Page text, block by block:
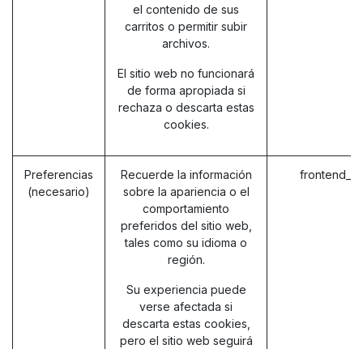
el contenido de sus
carritos o permitir subir
archivos.
El sitio web no funcionará
de forma apropiada si
rechaza o descarta estas
cookies.
Preferencias
(necesario)
Recuerde la información
sobre la apariencia o el
comportamiento
preferidos del sitio web,
tales como su idioma o
región.
Su experiencia puede
verse afectada si
descarta estas cookies,
pero el sitio web seguirá